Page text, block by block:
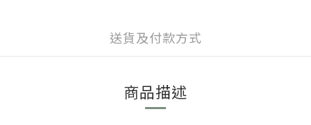
送貨及付款方式
商品描述